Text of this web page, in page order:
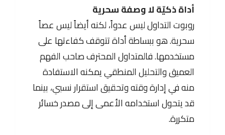
أداة ذكيّة لا وصفة سحرية
روبوت التداول ليس عدواً، لكنه أيضاً ليس عصاً
سحرية. هو ببساطة أداة تتوقف كفاءتها على
مستخدمها. فالمتداول المحترف صاحب الفهم
العميق والتحليل المنطقي يمكنه الاستفادة
منه في إدارة وقته وتحقيق استقرار نسبي، بينما
قد يتحول استخدامه الأعمى إلى مصدر خسائر
متكررة.